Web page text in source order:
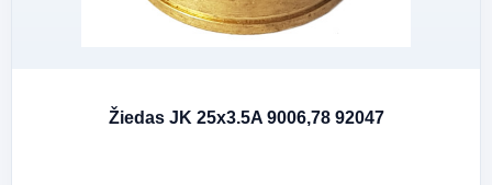
Žiedas JK 25x3.5A 9006,78 92047